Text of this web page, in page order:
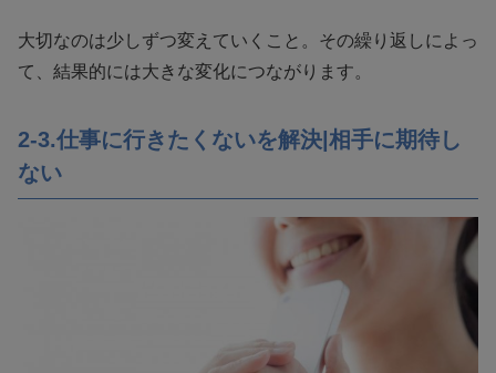
大切なのは少しずつ変えていくこと。その繰り返しによっ
て、結果的には大きな変化につながります。
2-3.仕事に行きたくないを解決|相手に期待し
ない